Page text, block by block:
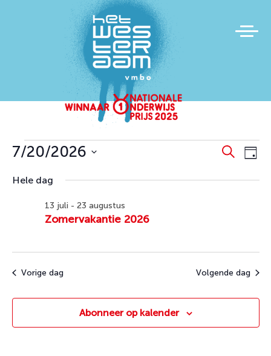
Evenementen
Zoeken
Dag
7/20/2026
een
Hele dag
Zomervakantie 2026
13 juli - 23 augustus
Vorige dag Volgende dag
Abonneer op kalender